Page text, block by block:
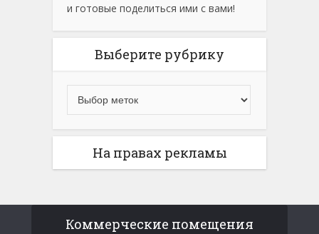
и готовые поделиться ими с вами!
Выберите рубрику
На правах рекламы
Коммерческие помещения